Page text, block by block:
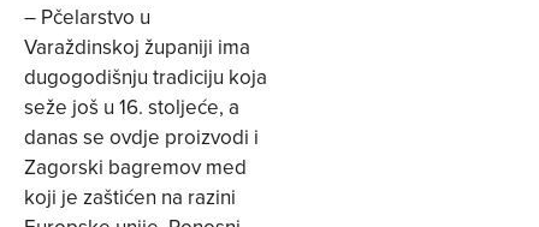
– Pčelarstvo u
Varaždinskoj županiji ima
dugogodišnju tradiciju koja
seže još u 16. stoljeće, a
danas se ovdje proizvodi i
Zagorski bagremov med
koji je zaštićen na razini